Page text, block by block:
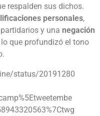
respalden sus dichos.
personales,
y una negación
lo que profundizó el tono
status/20191280